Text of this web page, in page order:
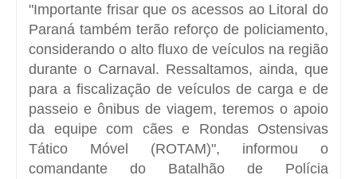
"Importante frisar que os acessos ao Litoral do
Paraná também terão reforço de policiamento,
considerando o alto fluxo de veículos na região
durante o Carnaval. Ressaltamos, ainda, que
para a fiscalização de veículos de carga e de
passeio e ônibus de viagem, teremos o apoio
da equipe com cães e Rondas Ostensivas
Tático Móvel (ROTAM)", informou o
comandante do Batalhão de Polícia